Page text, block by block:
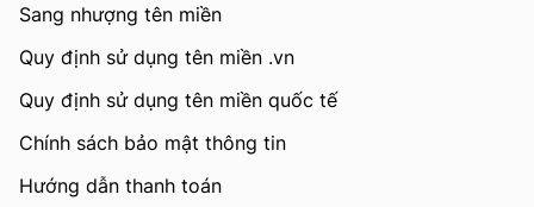
Sang nhượng tên miền
Quy định sử dụng tên miền .vn
Quy định sử dụng tên miền quốc tế
Chính sách bảo mật thông tin
Hướng dẫn thanh toán